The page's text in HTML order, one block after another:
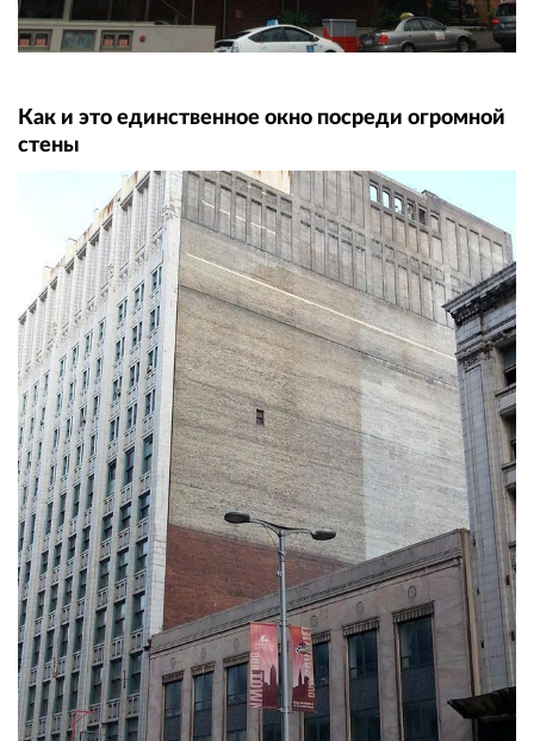
Как и это единственное окно посреди огромной
стены